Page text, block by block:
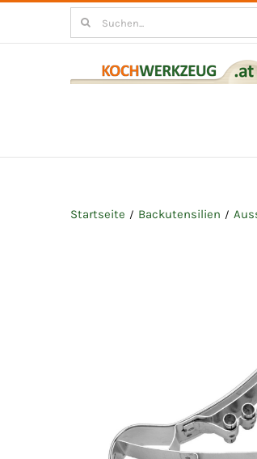
Suchen
nach:
Startseite Backutensilien